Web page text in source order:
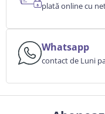
plată online cu
Whatsapp
contact de Luni